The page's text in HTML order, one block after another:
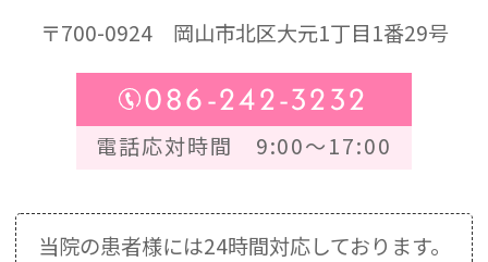
〒700-0924岡山市北区大元1丁目1番29号
086-242-3232
電話応対時間 9:00～17:00
当院の患者様には24時間対応しております。